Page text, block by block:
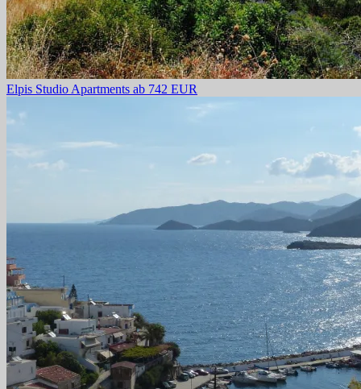
Elpis Studio Apartments ab 742 EUR